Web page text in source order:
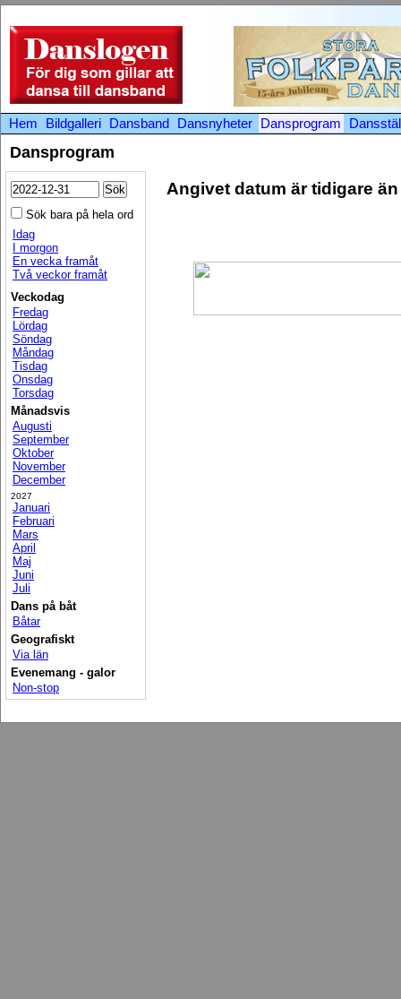
Hem Bildgalleri Dansband Dansnyheter Dansprogram
Dansprogram
Sök bara på hela ord
Idag
I morgon
En vecka framåt
Två veckor framåt
Veckodag
Fredag
Lördag
Söndag
Måndag
Tisdag
Onsdag
Torsdag
Månadsvis
Augusti
September
Oktober
November
December
2027
Januari
Februari
Mars
April
Maj
Juni
Juli
Dans på båt
Båtar
Geografiskt
Via län
Evenemang - galor
Non-stop
Angivet datum är tidigare